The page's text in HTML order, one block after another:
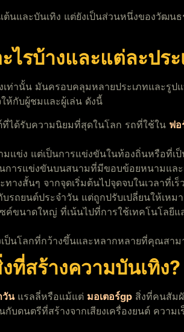
นและบันเทิง แต่ยังเป็นส่วนหนึ่งของวัฒ
ไรบ้างและแต่ละปร
ท่านั้น มันครอบคลุมหลายประเภทและรู
ห้กับผู้ชมและผู้เล่น ดังนี้
ได้รับความนิยมที่สุดในโลก รถที่ใช้ใน ฟอ
มแข่ง แต่เป็นการแข่งขันในท้องถิ่นหรือที่
การแข่งขันบนสนามที่มีขอบข้อยหนามแล
างสั้นๆ จากจุดเริ่มต้นไปจุดจบในเวลาที่เร็
รถยนต์ประจำวัน แต่ถูกปรับเปลี่ยนให้เหม
ค์ขนาดใหญ่ ที่เน้นไปที่การใช้เทคโนโลยี
นโลกที่กว้างขึ้นและหลากหลายที่คุณสาม
ที่สร้างความบันเทิง?
วัน แรลลี่หรือแม้แต่ มอเตอร์gp สิ่งที่คนสัม
ดนตรีที่สร้างจากเสียงเครื่องยนต์ ความ